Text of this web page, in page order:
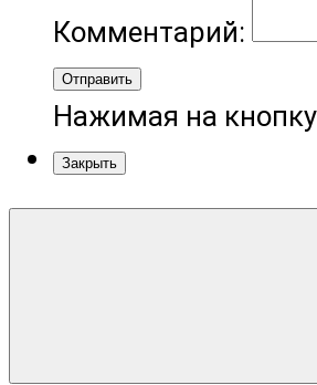
Комментарий:
Отправить
Нажимая на
Закрыть